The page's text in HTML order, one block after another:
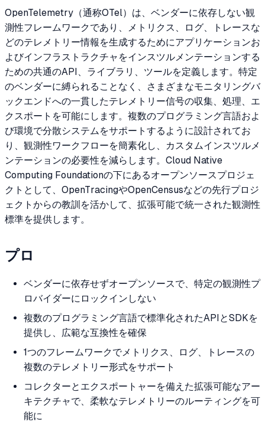
OpenTelemetry（通称OTel）は、ベンダーに依存しない観
測性フレームワークであり、メトリクス、ログ、トレースな
どのテレメトリー情報を生成するためにアプリケーションお
よびインフラストラクチャをインスツルメンテーションする
ための共通のAPI、ライブラリ、ツールを定義します。特定
のベンダーに縛られることなく、さまざまなモニタリングバ
ックエンドへの一貫したテレメトリー信号の収集、処理、エ
クスポートを可能にします。複数のプログラミング言語およ
び環境で分散システムをサポートするように設計されてお
り、観測性ワークフローを簡素化し、カスタムインスツルメ
ンテーションの必要性を減らします。Cloud Native
Computing Foundationの下にあるオープンソースプロジェ
クトとして、OpenTracingやOpenCensusなどの先行プロジ
ェクトからの教訓を活かして、拡張可能で統一された観測性
標準を提供します。
プロ
ベンダーに依存せずオープンソースで、特定の観測性プ
ロバイダーにロックインしない
複数のプログラミング言語で標準化されたAPIとSDKを
提供し、広範な互換性を確保
1つのフレームワークでメトリクス、ログ、トレースの
複数のテレメトリー形式をサポート
コレクターとエクスポートャーを備えた拡張可能なアー
キテクチャで、柔軟なテレメトリーのルーティングを可
能に